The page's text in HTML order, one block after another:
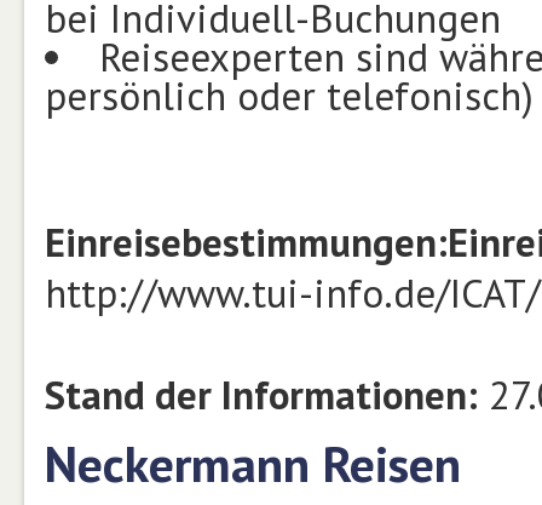
bei Individuell-Buchungen
Reiseexperten sind
persönlich oder
Einreisebestimmungen:
http://www.tui-info.de/
Stand der Informationen:
Neckermann Reisen